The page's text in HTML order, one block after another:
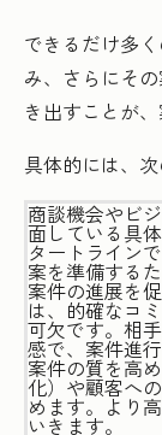
できるだけ多
み、さらにそ
き出すことが
具体的には、次
商談機会やビ
面している具
タートライン
案を準備する
案件の進展を
は、的確なコ
可欠です。相
感で、案件進
案件の質を高
化）や顧客へ
めます。より
いきます。